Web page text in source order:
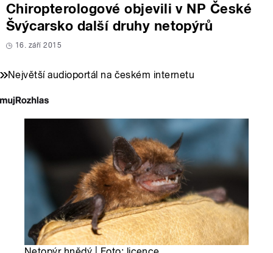
Chiropterologové objevili v NP České
Švýcarsko další druhy netopýrů
16. září 2015
Největší audioportál na českém internetu